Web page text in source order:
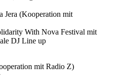
Jera (Kooperation mit
With Nova Festival mit
DJ Line up
mit Radio Z)